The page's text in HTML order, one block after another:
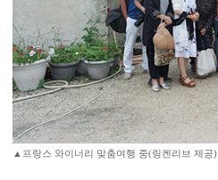
▲프랑스 와이너리 맞춤여행 중(링켄리브 제공)